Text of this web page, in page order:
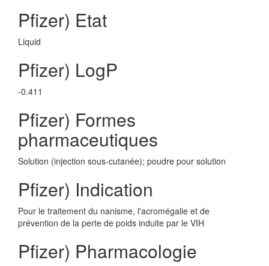
Pfizer) Etat
Liquid
Pfizer) LogP
-0.411
Pfizer) Formes
pharmaceutiques
Solution (injection sous-cutanée); poudre pour solution
Pfizer) Indication
Pour le traitement du nanisme, l'acromégalie et de
prévention de la perte de poids induite par le VIH
Pfizer) Pharmacologie